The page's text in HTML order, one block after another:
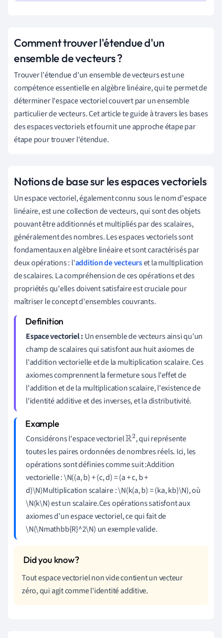
Comment trouver l'étendue d'un
ensemble de vecteurs ?
Trouver l'étendue d'un ensemble de vecteurs est une
compétence essentielle en algèbre linéaire, qui te permet de
déterminer l'espace vectoriel couvert par un ensemble
particulier de vecteurs. Cet article te guide à travers les bases
des espaces vectoriels et fournit une approche étape par
étape pour trouver l'étendue.
Notions de base sur les espaces vectoriels
Un espace vectoriel, également connu sous le nom d'espace
linéaire, est une collection de vecteurs, qui sont des objets
pouvant être additionnés et multipliés par des scalaires,
généralement des nombres. Les espaces vectoriels sont
fondamentaux en algèbre linéaire et sont caractérisés par
deux opérations : l'addition de vecteurset la multiplication
de scalaires. La compréhension de ces opérations et des
propriétés qu'elles doivent satisfaire est cruciale pour
maîtriser le concept d'ensembles couvrants.
Espace vectoriel : Un ensemble de vecteurs ainsi qu'un
champ de scalaires qui satisfont aux huit axiomes de
l'addition vectorielle et de la multiplication scalaire. Ces
axiomes comprennent la fermeture sous l'effet de
l'addition et de la multiplication scalaire, l'existence de
l'identité additive et des inverses, et la distributivité.
Considérons l'espace vectorielR2 , qui représente
toutes les paires ordonnées de nombres réels. Ici, les
opérations sont définies comme suit :Addition
vectorielle : \N((a, b) + (c, d) = (a + c, b +
d)\N)Multiplication scalaire : \N(k(a, b) = (ka, kb)\N), où
\N(k\N) est un scalaire.Ces opérations satisfont aux
axiomes d'un espace vectoriel, ce qui fait de
\N(\Nmathbb{R}^2\N) un exemple valide.
Tout espace vectoriel non vide contient un vecteur
zéro, qui agit comme l'identité additive.